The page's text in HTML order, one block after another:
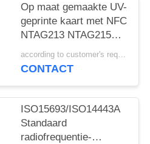
Op maat gemaakte UV-
geprinte kaart met NFC
NTAG213 NTAG215
NTAG216 visitekaartje according to customer's requirements MOQ:500pcs
CONTACT
ISO15693/ISO14443A
Standaard
radiofrequentie-